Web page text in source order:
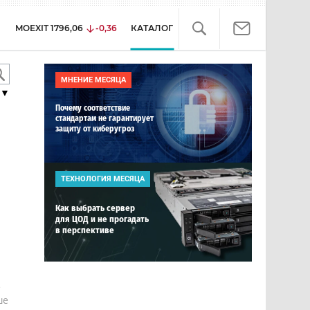
MOEXIT 1796,06 -0,36 КАТАЛОГ
МНЕНИЕ МЕСЯЦА
Почему соответствие
стандартам не гарантирует
защиту от киберугроз
ТЕХНОЛОГИЯ МЕСЯЦА
Как выбрать сервер
для ЦОД и не прогадать
в перспективе